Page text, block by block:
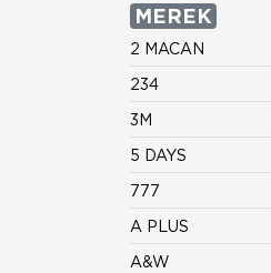
MEREK
2 MACAN
234
3M
5 DAYS
777
A PLUS
A&W